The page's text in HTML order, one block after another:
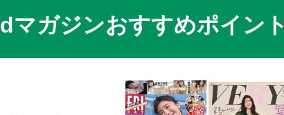
dマガジンおすすめポイント